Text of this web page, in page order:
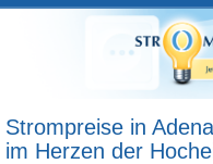
Strompreise in
im Herzen der